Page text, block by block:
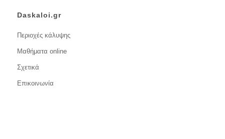
Daskaloi.gr
Περιοχές κάλυψης
Μαθήματα online
Σχετικά
Επικοινωνία